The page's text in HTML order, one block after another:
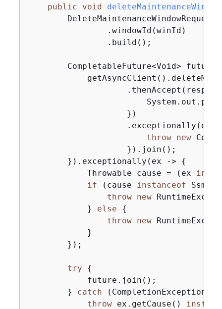
public
void deleteMaintenanceWindow
                .windowId(winId)
                .build();
CompletableFuture<Void>
                    })
.exceptionally(ex
throw new
                    }).join();
        }).exceptionally(ex ->
{
            Throwable cause = (ex
if (cause instanceof
throw new
            }
else
{
throw new
            }
        });
try
{
            future.join();
        }
catch (CompletionException
throw ex.getCause()